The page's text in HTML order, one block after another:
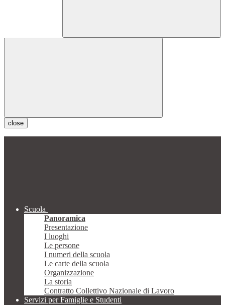
close
Scuola
Panoramica
Presentazione
I luoghi
Le persone
I numeri della scuola
Le carte della scuola
Organizzazione
La storia
Contratto Collettivo Nazionale di Lavoro
Servizi per Famiglie e Studenti